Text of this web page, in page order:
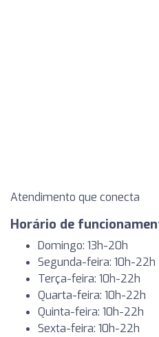
Atendimento que conecta
Horário de
Domingo: 13h-20h
Segunda-feira: 10h-22h
Terça-feira: 10h-22h
Quarta-feira: 10h-22h
Quinta-feira: 10h-22h
Sexta-feira: 10h-22h